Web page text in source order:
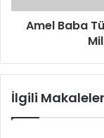
Amel Baba
İlgili Makaleler